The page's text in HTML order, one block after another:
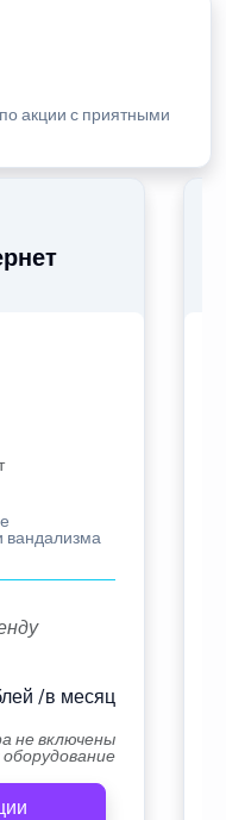
акции с приятными
вандализма
/в месяц
не включены